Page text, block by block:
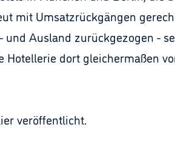
mit Umsatzrückgängen
Ausland zurückgezogen -
Hotellerie dort gleichermaßen
veröffentlicht.